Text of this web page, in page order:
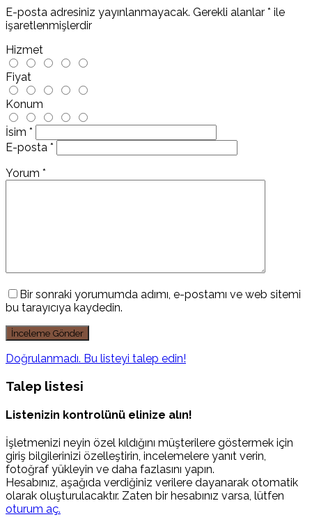
E-posta adresiniz yayınlanmayacak. Gerekli alanlar * ile
işaretlenmişlerdir
Hizmet
Fiyat
Konum
İsim *
E-posta *
Yorum *
Bir sonraki yorumumda adımı, e-postamı ve web sitemi
bu tarayıcıya kaydedin.
Doğrulanmadı. Bu listeyi talep edin!
Talep listesi
Listenizin kontrolünü elinize alın!
İşletmenizi neyin özel kıldığını müşterilere göstermek için
giriş bilgilerinizi özelleştirin, incelemelere yanıt verin,
fotoğraf yükleyin ve daha fazlasını yapın.
Hesabınız, aşağıda verdiğiniz verilere dayanarak otomatik
olarak oluşturulacaktır. Zaten bir hesabınız varsa, lütfen
oturum aç.